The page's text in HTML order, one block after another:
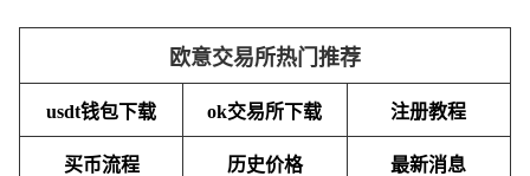
欧意交易所热门推荐
usdt钱包下载 ok交易所下载 注册教程
买币流程 历史价格 最新消息